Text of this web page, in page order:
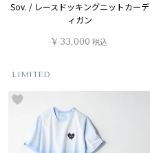
Sov. / レースドッキングニットカーデ
ィガン
¥ 33,000 税込
LIMITED